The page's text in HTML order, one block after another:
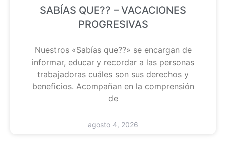
SABÍAS QUE?? – VACACIONES
PROGRESIVAS
Nuestros «Sabías que??» se encargan de
informar, educar y recordar a las personas
trabajadoras cuáles son sus derechos y
beneficios. Acompañan en la comprensión
de
agosto 4, 2026